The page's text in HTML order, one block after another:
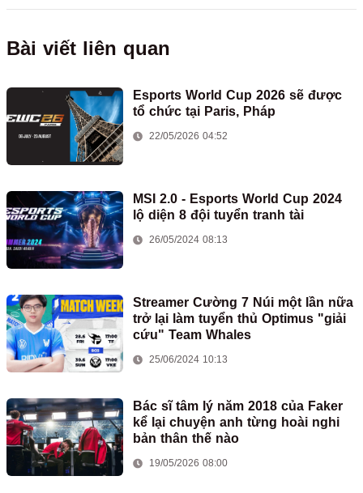
Bài viết liên quan
Esports World Cup 2026 sẽ được
tổ chức tại Paris, Pháp
22/05/2026 04:52
MSI 2.0 - Esports World Cup 2024
lộ diện 8 đội tuyển tranh tài
26/05/2024 08:13
Streamer Cường 7 Núi một lần nữa
trở lại làm tuyển thủ Optimus "giải
cứu" Team Whales
25/06/2024 10:13
Bác sĩ tâm lý năm 2018 của Faker
kể lại chuyện anh từng hoài nghi
bản thân thế nào
19/05/2026 08:00